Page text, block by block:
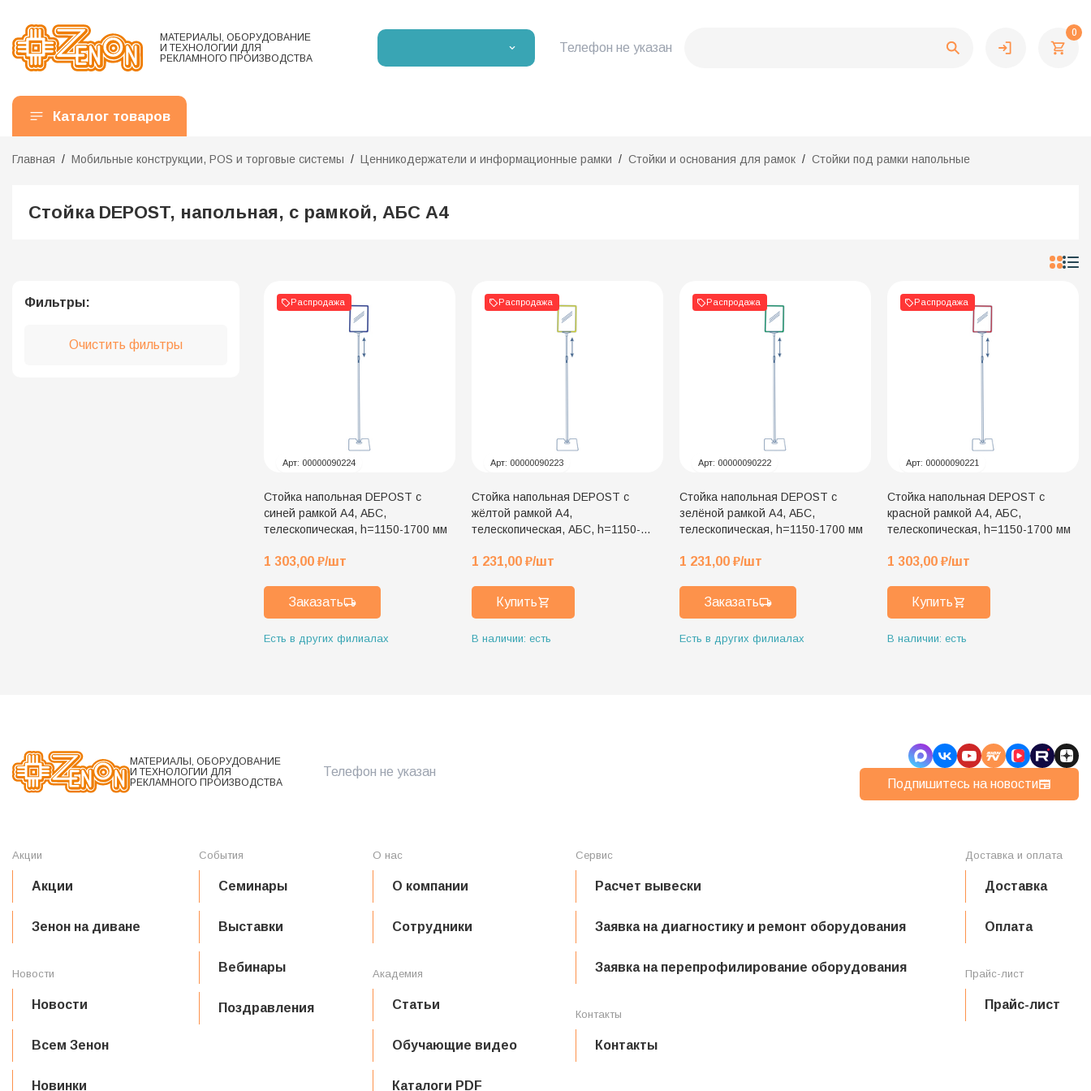
МАТЕРИАЛЫ, ОБОРУДОВАНИЕ
И ТЕХНОЛОГИИ ДЛЯ
РЕКЛАМНОГО ПРОИЗВОДСТВА
Телефон не указан
0
Каталог товаров
Главная Мобильные конструкции, POS и торговые системы Ценникодержатели и информационные рамки Стойки и основания для рамок Стойки под рамки напольные
Стойка DEPOST, напольная, с рамкой, АБС A4
Фильтры:
Очистить фильтры
Распродажа
Арт: 00000090224
Стойка напольная DEPOST с
синей рамкой A4, АБС,
телескопическая, h=1150-1700 мм
1 303,00 ₽/шт
Заказать
Есть в других филиалах
Распродажа
Арт: 00000090223
Стойка напольная DEPOST с
жёлтой рамкой A4,
телескопическая, АБС, h=1150-
1 231,00 ₽/шт
Купить
В наличии: есть
Распродажа
Арт: 00000090222
Стойка напольная DEPOST с
зелёной рамкой A4, АБС,
телескопическая, h=1150-1700 мм
1 231,00 ₽/шт
Заказать
Есть в других филиалах
Распродажа
Арт: 00000090221
Стойка напольная DEPOST с
красной рамкой A4, АБС,
телескопическая, h=1150-1700 мм
1 303,00 ₽/шт
Купить
В наличии: есть
МАТЕРИАЛЫ, ОБОРУДОВАНИЕ
И ТЕХНОЛОГИИ ДЛЯ
РЕКЛАМНОГО ПРОИЗВОДСТВА
Телефон не указан
Подпишитесь на новости
Акции
Акции
Зенон на диване
Новости
Новости
Всем Зенон
Новинки
События
Семинары
Выставки
Вебинары
Поздравления
О нас
О компании
Сотрудники
Академия
Статьи
Обучающие видео
Каталоги PDF
Сервис
Расчет вывески
Заявка на диагностику и ремонт оборудования
Заявка на перепрофилирование оборудования
Контакты
Контакты
Доставка и оплата
Доставка
Оплата
Прайс-лист
Прайс-лист